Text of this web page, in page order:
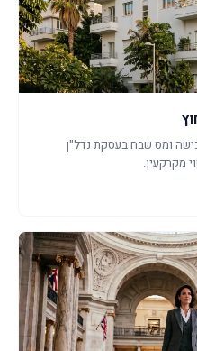
ומס שבח בעסקת נדל"ן
מקרקעין.